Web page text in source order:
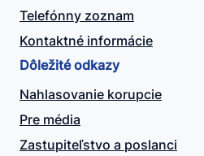
Telefónny zoznam
Kontaktné informácie
Dôležité odkazy
Nahlasovanie korupcie
Pre média
Zastupiteľstvo a poslanci